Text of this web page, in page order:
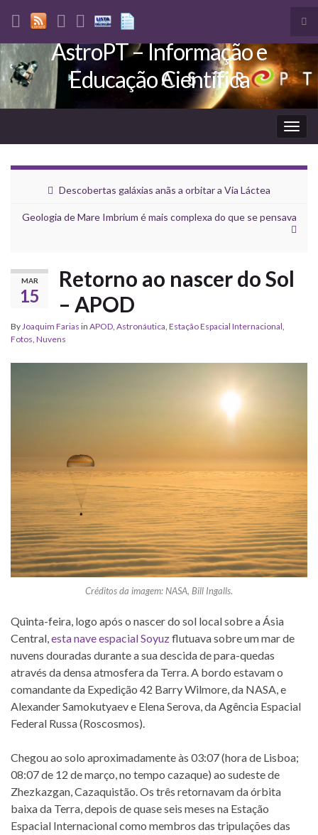
Search for:
AstroPT – Informação e
Educação Científica
Descobertas galáxias anãs a orbitar a Via Láctea
Geologia de Mare Imbrium é mais complexa do que se pensava
MAR
15
Retorno ao nascer do Sol
– APOD
ByJoaquim Farias in APOD, Astronáutica, Estação Espacial Internacional,
Fotos, Nuvens
Créditos da imagem: NASA, Bill Ingalls.
Quinta-feira, logo após o nascer do sol local sobre a Ásia
Central,esta nave espacial Soyuzflutuava sobre um mar de
nuvens douradas durante a sua descida de para-quedas
através da densa atmosfera da Terra. A bordo estavam o
comandante da Expedição 42 Barry Wilmore, da NASA, e
Alexander Samokutyaev e Elena Serova, da Agência Espacial
Federal Russa (Roscosmos).
Chegou ao solo aproximadamente às 03:07 (hora de Lisboa;
08:07 de 12 de março, no tempo cazaque) ao sudeste de
Zhezkazgan, Cazaquistão. Os três retornavam da órbita
baixa da Terra, depois de quase seis meses na Estação
Espacial Internacional como membros das tripulações das